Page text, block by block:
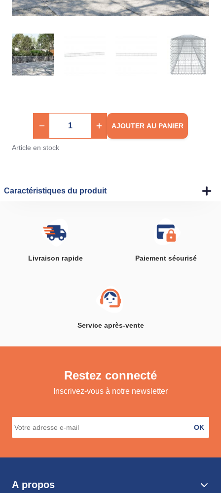
AJOUTER AU PANIER
Article en stock
Caractéristiques du produit
Livraison rapide Paiement sécurisé
Service après-vente
Restez connecté
Inscrivez-vous à notre newsletter
OK
A propos